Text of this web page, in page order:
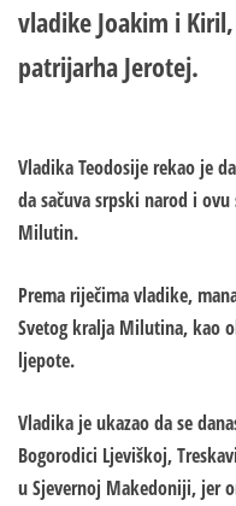
vladike Joakim i
patrijarha Jerotej.
Vladika Teodosije rekao je
da sačuva srpski narod i
Milutin.
Prema riječima vladike,
Svetog kralja Milutina, kao
ljepote.
Vladika je ukazao da se
Bogorodici Ljeviškoj,
u Sjevernoj Makedoniji, jer